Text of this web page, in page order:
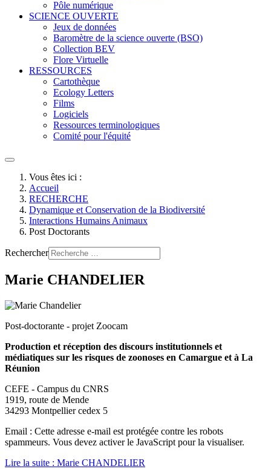
Pôle numérique
SCIENCE OUVERTE
Jeux de données
Baromètre de la science ouverte (BSO)
Collection BEV
Flore Virtuelle
RESSOURCES
Cartothèque
Ecology Letters
Films
Logiciels
Ressources terminologiques
Comité pour l'équité
Vous êtes ici :
Accueil
RECHERCHE
Dynamique et Conservation de la Biodiversité
Interactions Humains Animaux
Post Doctorants
Rechercher
Marie CHANDELIER
Post-doctorante - projet Zoocam
Production et réception des discours institutionnels et
médiatiques sur les risques de zoonoses en Camargue et à La
Réunion
CEFE - Campus du CNRS
1919, route de Mende
34293 Montpellier cedex 5
Email : Cette adresse e-mail est protégée contre les robots
spammeurs. Vous devez activer le JavaScript pour la visualiser.
Lire la suite : Marie CHANDELIER